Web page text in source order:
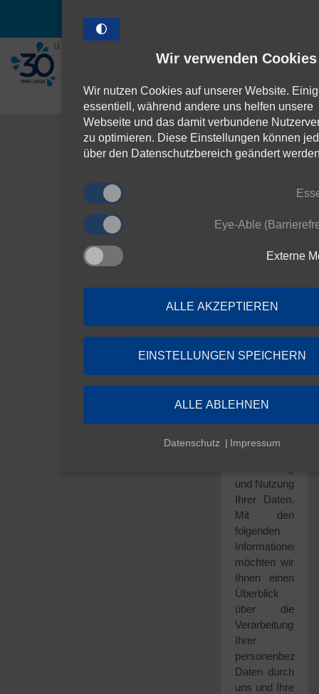
Folgen Sie
uns!
(Link öffnet einen neuen Tab)
Service Über Uns
Sie befinden
sich hier:
Home
Datenschutz
Kunden,
MIDEWA
DLG
Die
nachfolgenden
geben einen
Erhebung,
und Nutzung
Ihrer Daten.
Mit den
folgenden
Informationen
möchten wir
Ihnen einen
Überblick
über die
Verarbeitung
Ihrer
Daten durch
uns und Ihre
Wir verwenden Cookies
Wir nutzen Cookies auf unserer Website.
essentiell, während andere uns helfen unsere
Webseite und das damit verbundene
zu optimieren. Diese Einstellungen können
über den Datenschutzbereich geändert
Eye-Able
Externe
ALLE AKZEPTIEREN
EINSTELLUNGEN SPEICHERN
ALLE ABLEHNEN
Datenschutz Impressum